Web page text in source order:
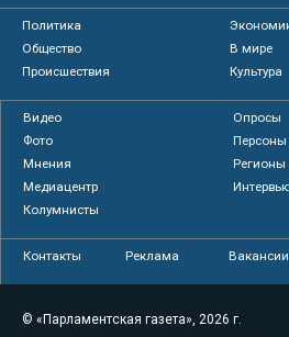
Политика
Общество
В мире
Происшествия
Культура
Видео
Опросы
Фото
Персоны
Мнения
Регионы
Медиацентр
Колумнисты
Контакты Реклама Вакансии
© «Парламентская газета», 2026 г.